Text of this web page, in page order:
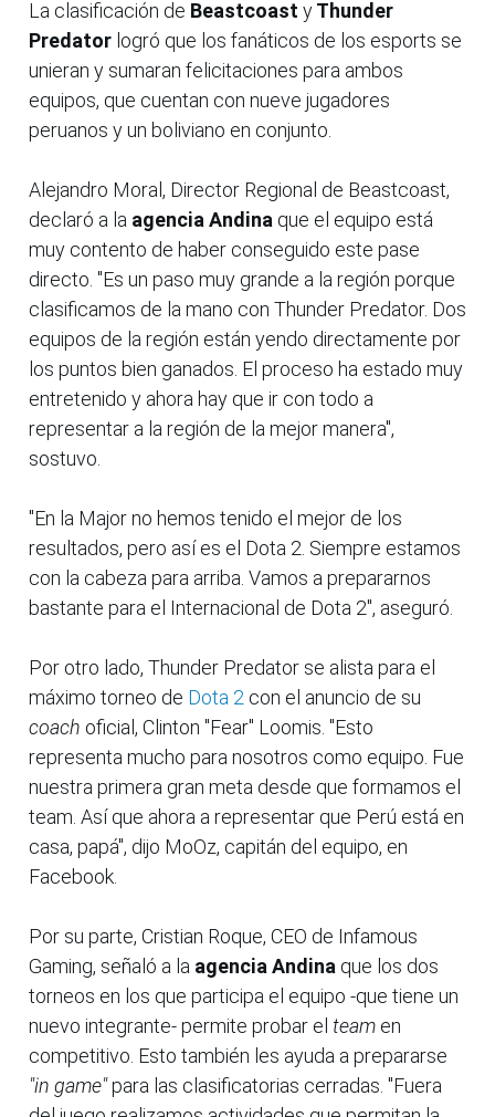
La clasificación de Beastcoast yThunder
Predator logró que los fanáticos de los esports se
unieran y sumaran felicitaciones para ambos
equipos, que cuentan con nueve jugadores
peruanos y un boliviano en conjunto.
Alejandro Moral, Director Regional de Beastcoast,
declaró a la agencia Andina que el equipo está
muy contento de haber conseguido este pase
directo. "Es un paso muy grande a la región porque
clasificamos de la mano con Thunder Predator. Dos
equipos de la región están yendo directamente por
los puntos bien ganados. El proceso ha estado muy
entretenido y ahora hay que ir con todo a
representar a la región de la mejor manera",
sostuvo.
"En la Major no hemos tenido el mejor de los
resultados, pero así es el Dota 2. Siempre estamos
con la cabeza para arriba. Vamos a prepararnos
bastante para el Internacional de Dota 2", aseguró.
Por otro lado, Thunder Predator se alista para el
máximo torneo de Dota 2 con el anuncio de su
coach oficial, Clinton "Fear" Loomis. "Esto
representa mucho para nosotros como equipo. Fue
nuestra primera gran meta desde que formamos el
team. Así que ahora a representar que Perú está en
casa, papá", dijo MoOz, capitán del equipo, en
Facebook.
Por su parte, Cristian Roque, CEO de Infamous
Gaming, señaló a la agencia Andina que los dos
torneos en los que participa el equipo -que tiene un
nuevo integrante- permite probar el team en
competitivo. Esto también les ayuda a prepararse
"in game"para las clasificatorias cerradas. "Fuera